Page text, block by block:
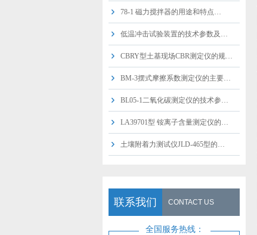
78-1 磁力搅拌器的用途和特点…
低温冲击试验装置的技术参数及…
CBRY型土基现场CBR测定仪的规…
BM-3摆式摩擦系数测定仪的主要…
BL05-1二氧化碳测定仪的技术参…
LA39701型 铵离子含量测定仪的…
土壤附着力测试仪JLD-465型的…
联系我们 CONTACT US
全国服务热线：